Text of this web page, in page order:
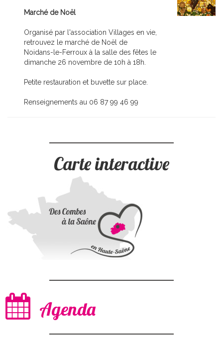
Marché de Noël
Organisé par l'association Villages en vie,
retrouvez le marché de Noël de
Noidans-le-Ferroux à la salle des fêtes le
dimanche 26 novembre de 10h à 18h.
Petite restauration et buvette sur place.
Renseignements au 06 87 99 46 99
Carte interactive
Agenda